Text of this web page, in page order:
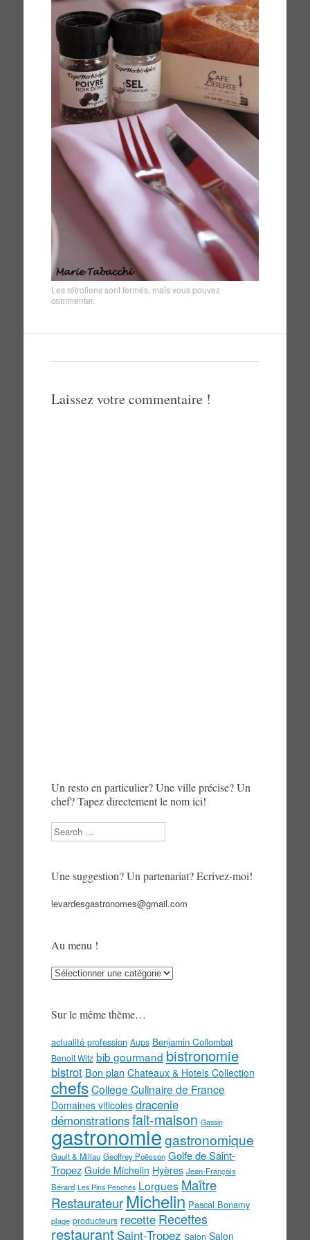
Les rétroliens sont fermés, mais vous pouvez
commenter.
Laissez votre commentaire !
Un resto en particulier? Une ville précise? Un
chef? Tapez directement le nom ici!
Search
Une suggestion? Un partenariat? Ecrivez-moi!
levardesgastronomes@gmail.com
Au menu !
Au
Sur le même thème…
actualité profession Aups Benjamin Collombat
Benoit Witz bib gourmand bistronomie
bistrot Bon plan Chateaux & Hotels Collection
chefs College Culinaire de France
Domaines viticoles dracenie
démonstrationsfait-maison Gassin
gastronomiegastronomique
Gault & Millau Geoffrey Poësson Golfe de Saint-
Tropez Guide Michelin Hyères Jean-François
Bérard Les Pins Penchés Lorgues Maître
Restaurateur Michelin Pascal Bonamy
plage producteurs recette Recettes
restaurant Saint-Tropez Salon Salon